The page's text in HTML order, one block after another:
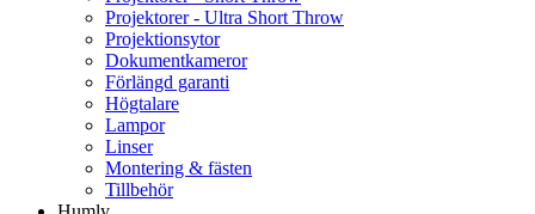
Projektorer - Ultra Short Throw
Projektionsytor
Dokumentkameror
Förlängd garanti
Högtalare
Lampor
Linser
Montering & fästen
Tillbehör